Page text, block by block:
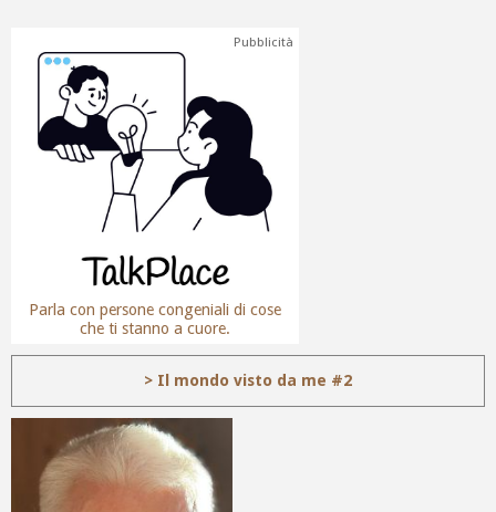
Pubblicità
Parla con persone congeniali di cose
che ti stanno a cuore.
> Il mondo visto da me #2